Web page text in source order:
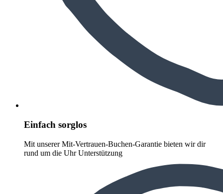
Einfach sorglos
Mit unserer Mit-Vertrauen-Buchen-Garantie bieten wir dir
rund um die Uhr Unterstützung